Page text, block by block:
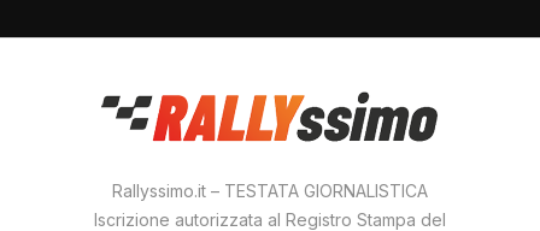
Rallyssimo.it – TESTATA GIORNALISTICA
Iscrizione autorizzata al Registro Stampa del